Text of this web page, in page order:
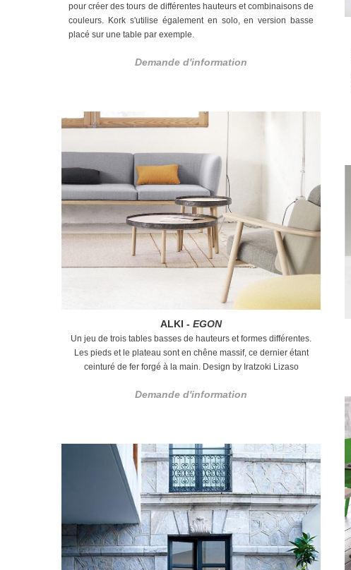
pour créer des tours de différentes hauteurs et combinaisons de
couleurs. Kork s'utilise également en solo, en version basse
placé sur une table par exemple.
Demande d'information
ALKI -EGON
Un jeu de trois tables basses de hauteurs et formes différentes.
Les pieds et le plateau sont en chêne massif, ce dernier étant
ceinturé de fer forgé à la main.Design by Iratzoki Lizaso
Demande d'information